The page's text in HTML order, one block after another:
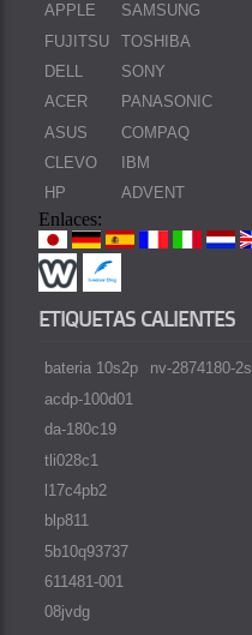
APPLE
FUJITSU
DELL
ACER
ASUS
CLEVO
HP
SAMSUNG
TOSHIBA
SONY
PANASONIC
COMPAQ
IBM
ADVENT
Enlaces:
ETIQUETAS CALIENTES
bateria 10s2p
acdp-100d01
da-180c19
tli028c1
l17c4pb2
blp811
5b10q93737
611481-001
08jvdg
nv-2874180-2s